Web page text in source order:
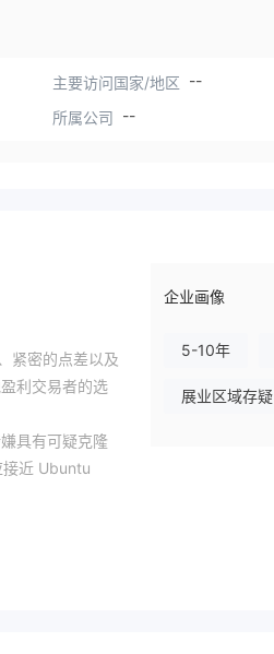
主要访问国家/地区 --
所属公司 --
紧密的点差以及
利交易者的选
具有可疑克隆
接近 Ubuntu
隆，引发对该
企业画像
5-10年
展业区域存疑